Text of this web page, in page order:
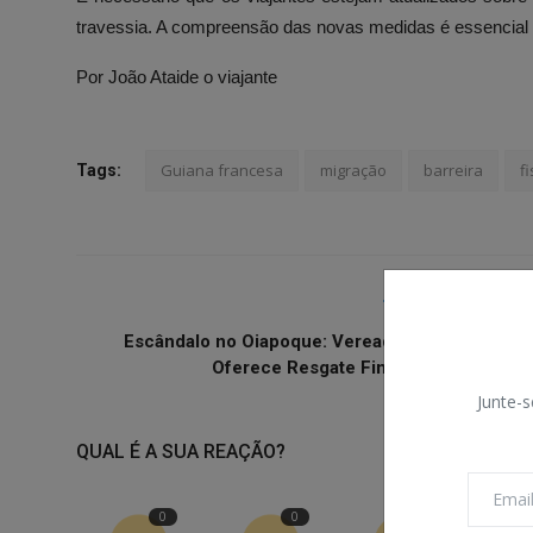
Junte-
travessia. A compreensão das novas medidas é
Por João Ataide o viajante
Tags: Guiana francesa migração barreira
Escândalo no Oiapoque: Vereador Supostamente
Oferece Resgate Financeiro para Sal...
QUAL É A SUA REAÇÃO?
0 0